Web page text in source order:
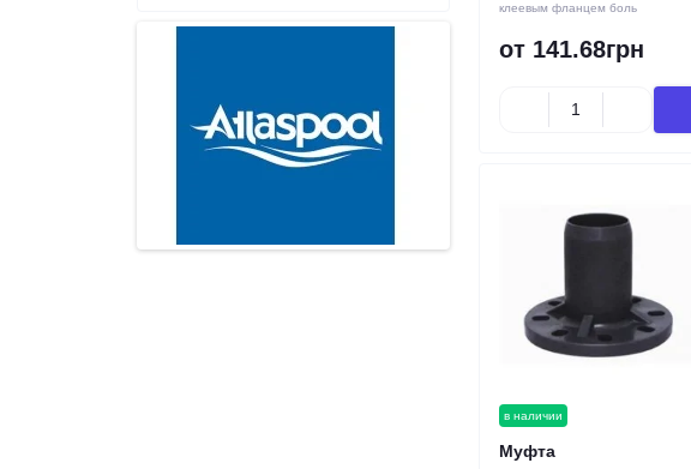
клеевым фланцем боль
от 141.68грн
в наличии
Муфта